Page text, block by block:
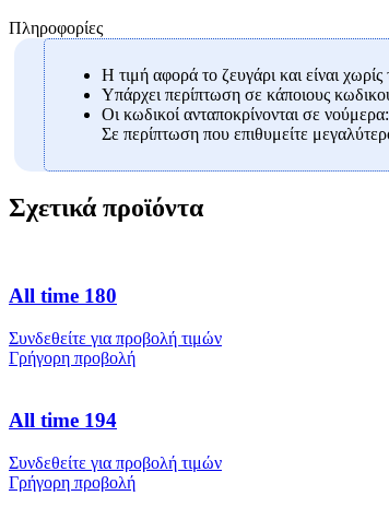
Πληροφορίες
Η τιμή αφορά το ζευγάρι και είναι
Υπάρχει περίπτωση σε κάποιους
Οι κωδικοί ανταποκρίνονται σε
Σε περίπτωση που επιθυμείτε
Σχετικά προϊόντα
All time 180
Συνδεθείτε για προβολή τιμών
Γρήγορη προβολή
All time 194
Συνδεθείτε για προβολή τιμών
Γρήγορη προβολή